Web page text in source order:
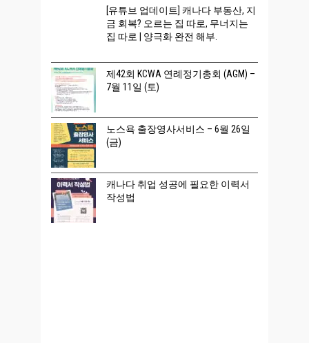
[유튜브 업데이트] 캐나다 부동산, 지
금 회복? 오르는 집 따로, 무너지는
집 따로 | 양극화 완전 해부.
제42회 KCWA 연례정기총회 (AGM) –
7월 11일 (토)
노스욕 출장영사서비스 – 6월 26일
(금)
캐나다 취업 성공에 필요한 이력서
작성법